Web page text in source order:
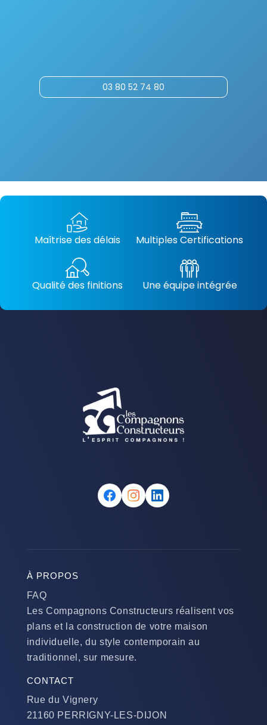
03 80 52 74 80
Maîtrise des délais Multiples Certifications
Qualité des finitions Une équipe intégrée
À PROPOS
FAQ
Les Compagnons Constructeurs réalisent vos
plans et la construction de votre maison
individuelle, du style contemporain au
traditionnel, sur mesure.
CONTACT
Rue du Vignery
21160 PERRIGNY-LES-DIJON